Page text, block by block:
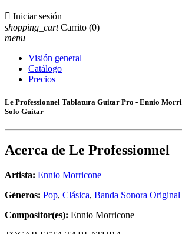
 Iniciar sesión
shopping_cart Carrito (0)
menu
Visión general
Catálogo
Precios
Le Professionnel Tablatura Guitar Pro - Ennio
Solo Guitar
Acerca de Le Professionnel
Artista: Ennio Morricone
Géneros: Pop, Clásica, Banda Sonora Original
Compositor(es): Ennio Morricone